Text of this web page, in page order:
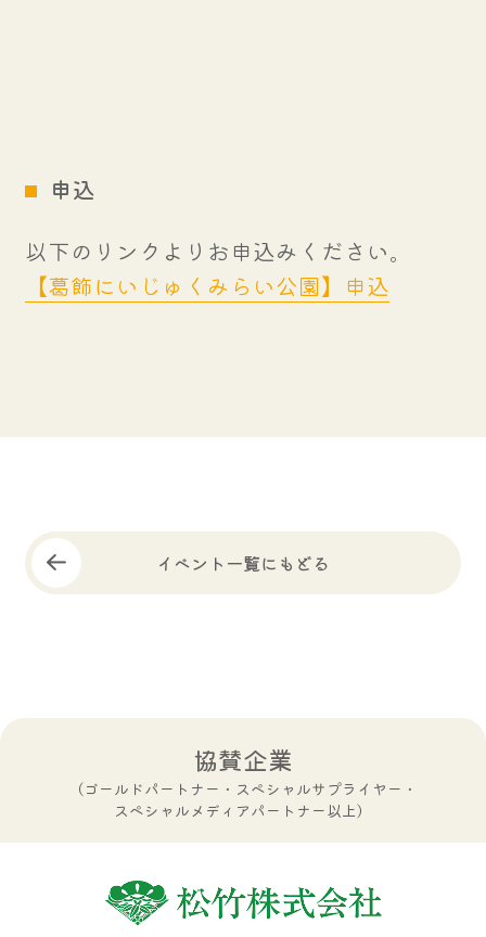
申込
以下のリンクよりお申込みください。
【葛飾にいじゅくみらい公園】申込
イベント一覧にもどる
協賛企業
（ゴールドパートナー・スペシャルサプライヤー・
スペシャルメディアパートナー以上）